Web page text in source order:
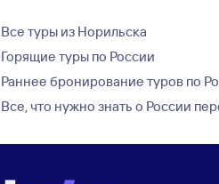
Все туры из Норильска
Горящие туры по России
Раннее бронирование туров по
Все, что нужно знать о России